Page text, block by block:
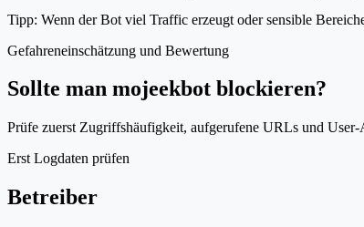
Tipp: Wenn der Bot viel Traffic erzeugt oder sensible
Gefahreneinschätzung und Bewertung
Sollte man mojeekbot blockieren?
Prüfe zuerst Zugriffshäufigkeit, aufgerufene URLs und
Erst Logdaten prüfen
Betreiber